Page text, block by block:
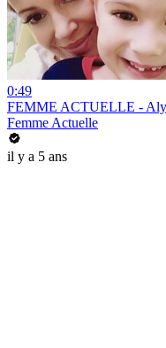
0:49
FEMME ACTUELLE -
Femme Actuelle
il y a 5 ans